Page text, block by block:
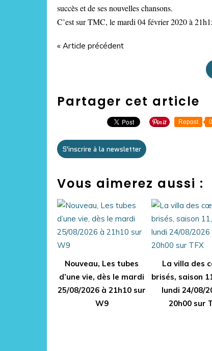
succès et de ses nouvelles chansons.
C’est sur TMC, le mardi 04 février 2020 à
« Article précédent
Partager cet article
Repost 0
S'inscrire à la newsletter
Vous aimerez aussi :
Nouveau, Les tubes
d’une vie, dès le mardi
25/08/2026 à 21h10 sur
W9
La villa des
brisés, saison
lundi 24/08/
20h00 sur